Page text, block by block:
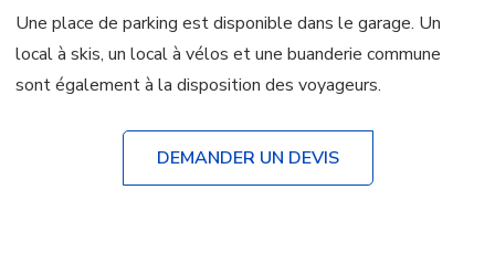
Une place de parking est disponible dans le garage. Un
local à skis, un local à vélos et une buanderie commune
sont également à la disposition des voyageurs.
DEMANDER UN DEVIS